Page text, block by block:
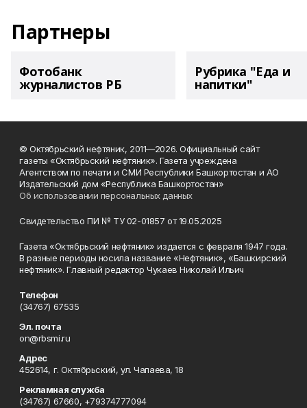
Партнеры
Фотобанк
журналистов РБ
Рубрика "Еда и
напитки"
© Октябрьский нефтяник, 2011—2026. Официальный сайт
газеты «Октябрьский нефтяник». Газета учреждена
Агентством по печати и СМИ Республики Башкортостан и АО
Издательский дом «Республика Башкортостан»
Об использовании персональных данных
Свидетельство ПИ № ТУ 02-01857 от 19.05.2025
Газета «Октябрьский нефтяник» издается с февраля 1947 года.
В разные периоды носила название «Нефтяник», «Башкирский
нефтяник». Главный редактор Чукаев Николай Ильич
Телефон
(34767) 67535
Эл. почта
on@rbsmi.ru
Адрес
452614, г. Октябрьский, ул. Чапаева, 18
Рекламная служба
(34767) 67660, +79374777094